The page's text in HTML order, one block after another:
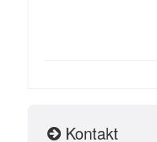
Kontakt